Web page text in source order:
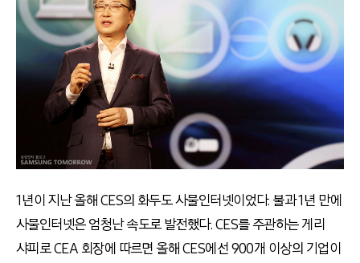
1년이 지난 올해 CES의 화두도 사물인터넷이었다. 불과 1년 만에
사물인터넷은 엄청난 속도로 발전했다. CES를 주관하는 게리
샤피로 CEA 회장에 따르면 올해 CES에선 900개 이상의 기업이